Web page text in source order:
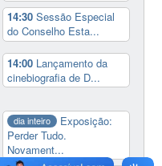
14:30Sessão Especial
do Conselho Esta...
14:00 Lançamento da
cinebiografia de D...
dia inteiro
Exposição:
Perder Tudo.
Novament...